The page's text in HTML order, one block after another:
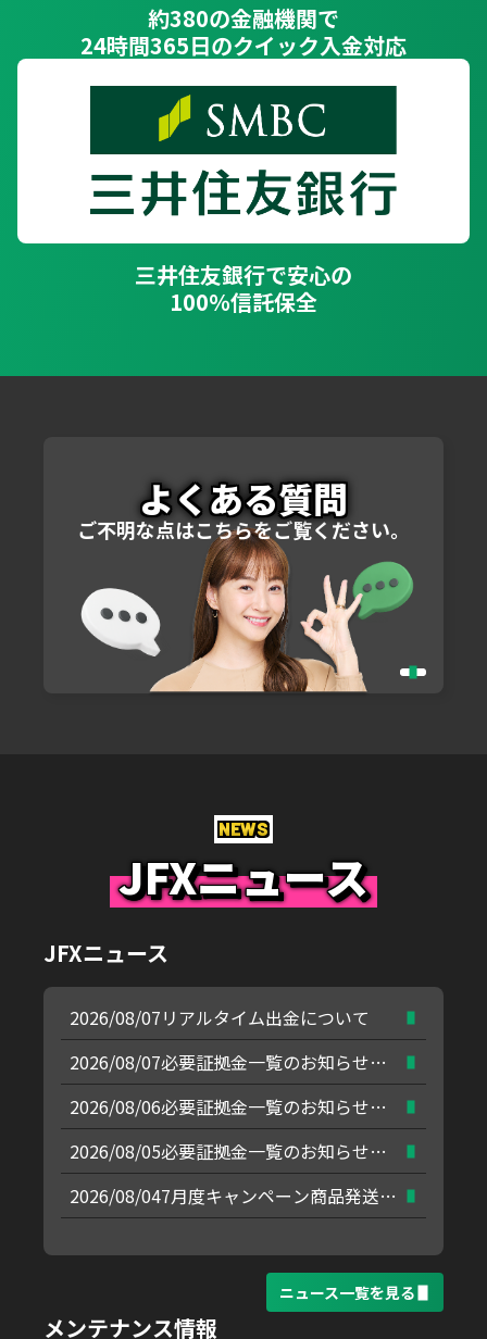
約380の金融機関で
24時間365日のクイック入金対応
三井住友銀行で安心の
100％信託保全
よくある質問
ご不明な点はこちらをご覧ください。
NEWS
JFXニュース
JFXニュース
ニュース一覧を見る
メンテナンス情報